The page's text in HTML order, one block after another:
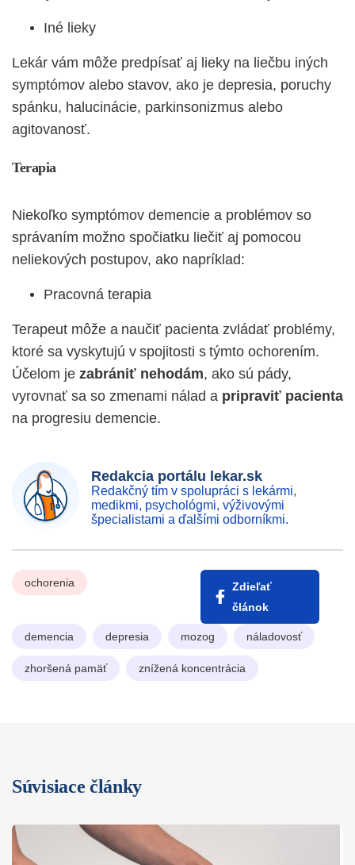
Iné lieky
Lekár vám môže predpísať aj lieky na liečbu iných
symptómov alebo stavov, ako je depresia, poruchy
spánku, halucinácie, parkinsonizmus alebo
agitovanosť.
Terapia
Niekoľko symptómov demencie a problémov so
správaním možno spočiatku liečiť aj pomocou
neliekových postupov, ako napríklad:
Pracovná terapia
Terapeut môže a naučiť pacienta zvládať problémy,
ktoré sa vyskytujú v spojitosti s týmto ochorením.
Účelom je zabrániť nehodám, ako sú pády,
vyrovnať sa so zmenami nálad a pripraviť pacienta
na progresiu demencie.
Redakcia portálu lekar.sk
Redakčný tím v spolupráci s lekármi,
medikmi, psychológmi, výživovými
špecialistami a ďalšími odborníkmi.
ochorenia
Zdieľať
článok
demencia depresia mozog náladovosť
zhoršená pamäť znížená koncentrácia
Súvisiace články